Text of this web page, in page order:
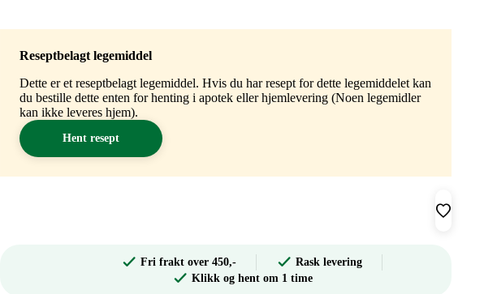
Reseptbelagt legemiddel
Dette er et reseptbelagt legemiddel. Hvis du har resept for dette legemiddelet kan
du bestille dette enten for henting i apotek eller hjemlevering (Noen legemidler
kan ikke leveres hjem).
Hent resept
Fri frakt over 450,-
Rask levering
Klikk og hent om 1 time